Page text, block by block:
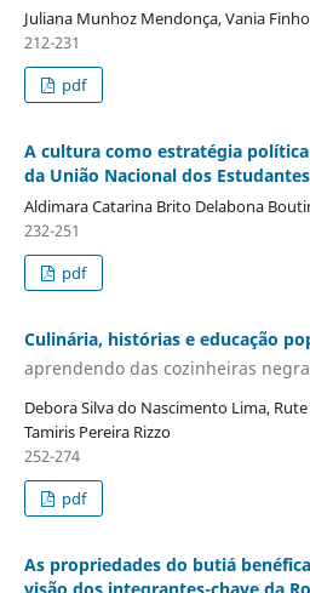
Juliana Munhoz Mendonça, Vania
212-231
pdf
A cultura como estratégia
da União Nacional dos
Aldimara Catarina Brito Delabona
232-251
pdf
Culinária, histórias e educação
aprendendo das cozinheiras
Debora Silva do Nascimento Lima,
Tamiris Pereira Rizzo
252-274
pdf
As propriedades do butiá
visão dos integrantes-chave da